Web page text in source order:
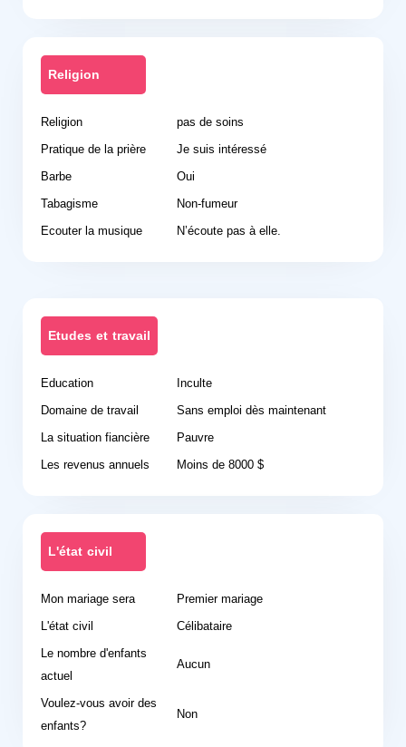
Religion
Religion
pas de soins
Pratique de la prière
Je suis intéressé
Barbe
Oui
Tabagisme
Non-fumeur
Ecouter la musique
N’écoute pas à elle.
Etudes et travail
Education
Inculte
Domaine de travail
Sans emploi dès maintenant
La situation fiancière
Pauvre
Les revenus annuels
Moins de 8000 $
L'état civil
Mon mariage sera
Premier mariage
L'état civil
Célibataire
Le nombre d'enfants
actuel
Aucun
Voulez-vous avoir des
enfants?
Non